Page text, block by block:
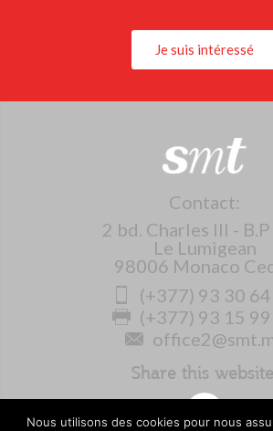
Je suis intéressé
Contact:
2 bd. Charles III -
Le Lumigean
98006 Monaco
(+377) 93 30
(+377) 93 15
Share this
Nous utilisons des cookies pour nous